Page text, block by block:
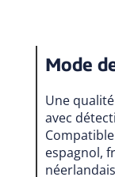
Mode
Une
avec
espagnol,